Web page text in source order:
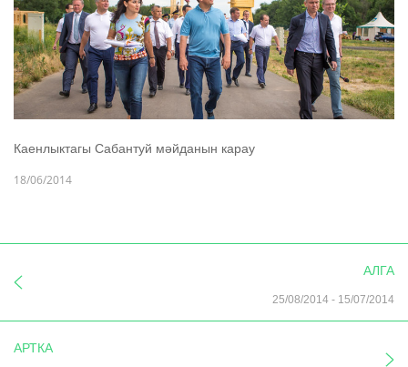
Каенлыктагы Сабантуй мәйданын карау
18/06/2014
АЛГА
25/08/2014 - 15/07/2014
АРТКА